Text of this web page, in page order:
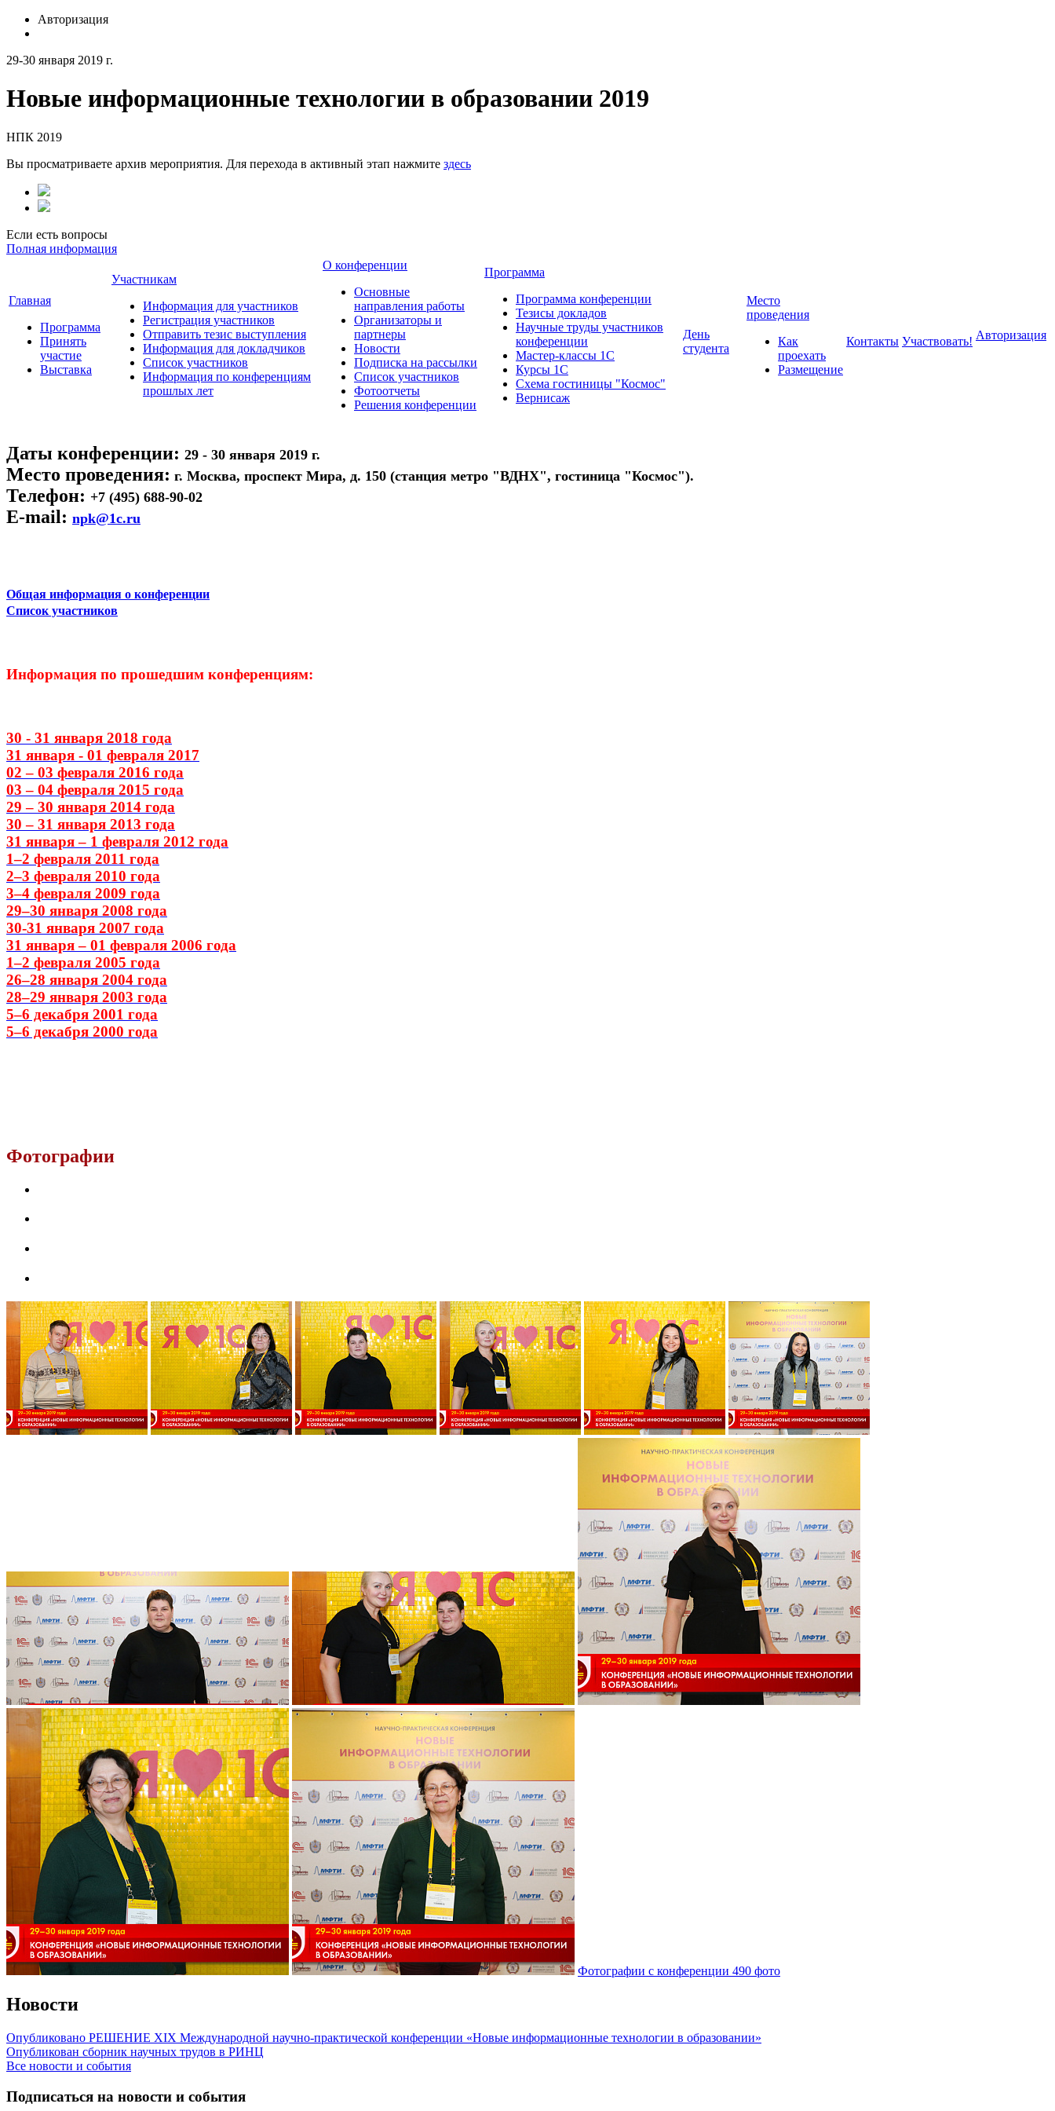
Авторизация
29-30 января 2019 г.
Новые информационные технологии в образовании 2019
НПК 2019
Вы просматриваете архив мероприятия. Для перехода в активный этап нажмите здесь
Если есть вопросы
Полная информация
Главная
Программа
Принять
участие
Выставка
Участникам
Информация для участников
Регистрация участников
Отправить тезис выступления
Информация для докладчиков
Список участников
Информация по конференциям
прошлых лет
О конференции
Основные
направления работы
Организаторы и
партнеры
Новости
Подписка на рассылки
Список участников
Фотоотчеты
Решения конференции
Программа
Программа конференции
Тезисы докладов
Научные труды участников
конференции
Мастер-классы 1С
Курсы 1С
Схема гостиницы "Космос"
Вернисаж
День
студента
Место
проведения
Как
проехать
Размещение
Контакты Участвовать! Авторизация
Даты конференции: 29 - 30 января 2019 г.
Место проведения: г. Москва, проспект Мира, д. 150 (станция метро "ВДНХ", гостиница "Космос").
Телефон: +7 (495) 688-90-02
E-mail: npk@1c.ru
Общая информация о конференции
Список участников
Информация по прошедшим конференциям:
30 - 31 января 2018 года
31 января - 01 февраля 2017
02 – 03 февраля 2016 года
03 – 04 февраля 2015 года
29 – 30 января 2014 года
30 – 31 января 2013 года
31 января – 1 февраля 2012 года
1–2 февраля 2011 года
2–3 февраля 2010 года
3–4 февраля 2009 года
29–30 января 2008 года
30-31 января 2007 года
31 января – 01 февраля 2006 года
1–2 февраля 2005 года
26–28 января 2004 года
28–29 января 2003 года
5–6 декабря 2001 года
5–6 декабря 2000 года
Фотографии
Фотографии с конференции 490 фото
Новости
Опубликовано РЕШЕНИЕ XIX Международной научно-практической конференции «Новые информационные технологии в образовании»
Опубликован сборник научных трудов в РИНЦ
Все новости и события
Подписаться на новости и события